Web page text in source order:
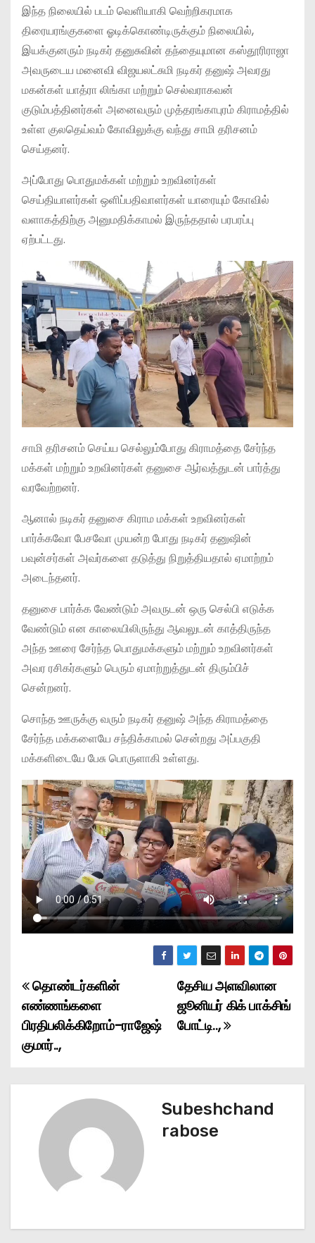
இந்த நிலையில் படம் வெளியாகி வெற்றிகரமாக
திரையரங்குகளை ஓடிக்கொண்டிருக்கும் நிலையில்,
இயக்குனரும் நடிகர் தனுசுவின் தந்தையுமான கஸ்தூரிராஜா
அவருடைய மனைவி விஜயலட்சுமி நடிகர் தனுஷ் அவரது
மகன்கள் யாத்ரா லிங்கா மற்றும் செல்வராகவன்
குடும்பத்தினர்கள் அனைவரும் முத்தரங்காபுரம் கிராமத்தில்
உள்ள குலதெய்வம் கோவிலுக்கு வந்து சாமி தரிசனம்
செய்தனர்.
அப்போது பொதுமக்கள் மற்றும் உறவினர்கள்
செய்தியாளர்கள் ஒளிப்பதிவாளர்கள் யாரையும் கோவில்
வளாகத்திற்கு அனுமதிக்காமல் இருந்ததால் பரபரப்பு
ஏற்பட்டது.
சாமி தரிசனம் செய்ய செல்லும்போது கிராமத்தை சேர்ந்த
மக்கள் மற்றும் உறவினர்கள் தனுசை ஆர்வத்துடன் பார்த்து
வரவேற்றனர்.
ஆனால் நடிகர் தனுசை கிராம மக்கள் உறவினர்கள்
பார்க்கவோ பேசவோ முயன்ற போது நடிகர் தனுஷின்
பவுன்சர்கள் அவர்களை தடுத்து நிறுத்தியதால் ஏமாற்றம்
அடைந்தனர்.
தனுசை பார்க்க வேண்டும் அவருடன் ஒரு செல்பி எடுக்க
வேண்டும் என காலையிலிருந்து ஆவலுடன் காத்திருந்த
அந்த ஊரை சேர்ந்த பொதுமக்களும் மற்றும் உறவினர்கள்
அவர ரசிகர்களும் பெரும் ஏமாற்றுத்துடன் திரும்பிச்
சென்றனர்.
சொந்த ஊருக்கு வரும் நடிகர் தனுஷ் அந்த கிராமத்தை
சேர்ந்த மக்களையே சந்திக்காமல் சென்றது அப்பகுதி
மக்களிடையே பேசு பொருளாகி உள்ளது.
P
o
s
t
g
தேசிய அளவிலான
ஜூனியர் கிக் பாக்சிங்
போட்டி..,
தொண்டர்களின்
எண்ணங்களை
பிரதிபலிக்கிறோம்-ராஜேஷ்
குமார்..,
Subeshchand
rabose